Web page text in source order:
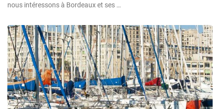
nous intéressons à Bordeaux et ses …